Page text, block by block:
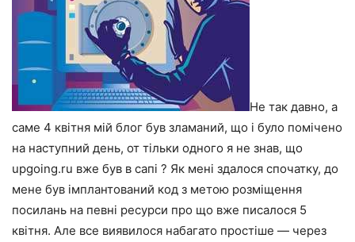
Не так давно, а
саме 4 квітня мій блог був зламаний, що і було помічено
на наступний день, от тільки одного я не знав, що
upgoing.ru вже був в сапі ? Як мені здалося спочатку, до
мене був імплантований код з метою розміщення
посилань на певні ресурси про що вже писалося 5
квітня. Але все виявилося набагато простіше — через